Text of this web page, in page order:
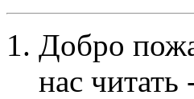
Добро
нас читать